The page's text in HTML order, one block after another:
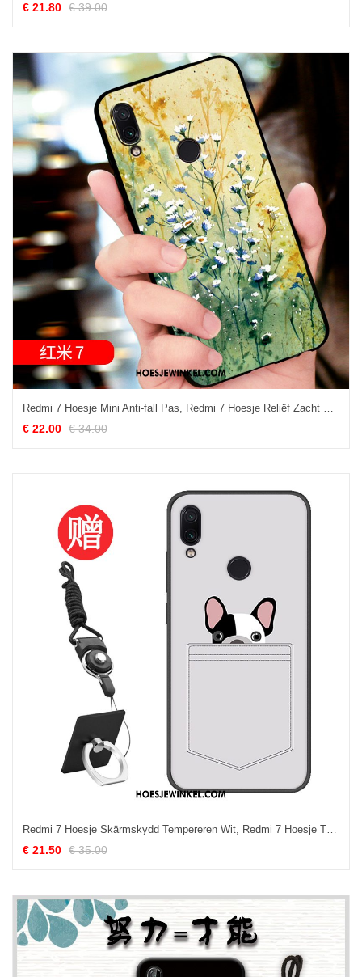
€ 21.80 € 39.00
Redmi 7 Hoesje Mini Anti-fall Pas, Redmi 7 Hoesje Reliëf Zacht Beige
€ 22.00 € 34.00
Redmi 7 Hoesje Skärmskydd Tempereren Wit, Redmi 7 Hoesje Trend Hoes Beige
€ 21.50 € 35.00